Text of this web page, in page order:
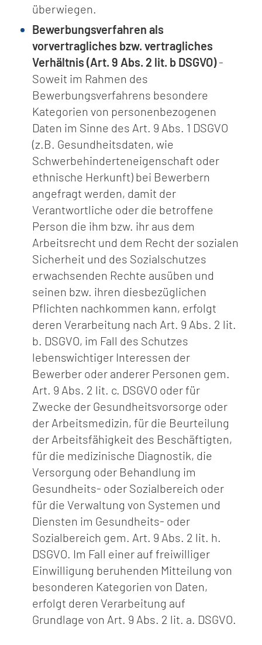
überwiegen.
Bewerbungsverfahren als
vorvertragliches bzw. vertragliches
Verhältnis (Art. 9 Abs. 2 lit. b DSGVO)-
Soweit im Rahmen des
Bewerbungsverfahrens besondere
Kategorien von personenbezogenen
Daten im Sinne des Art. 9 Abs. 1 DSGVO
(z.B. Gesundheitsdaten, wie
Schwerbehinderteneigenschaft oder
ethnische Herkunft) bei Bewerbern
angefragt werden, damit der
Verantwortliche oder die betroffene
Person die ihm bzw. ihr aus dem
Arbeitsrecht und dem Recht der sozialen
Sicherheit und des Sozialschutzes
erwachsenden Rechte ausüben und
seinen bzw. ihren diesbezüglichen
Pflichten nachkommen kann, erfolgt
deren Verarbeitung nach Art. 9 Abs. 2 lit.
b. DSGVO, im Fall des Schutzes
lebenswichtiger Interessen der
Bewerber oder anderer Personen gem.
Art. 9 Abs. 2 lit. c. DSGVO oder für
Zwecke der Gesundheitsvorsorge oder
der Arbeitsmedizin, für die Beurteilung
der Arbeitsfähigkeit des Beschäftigten,
für die medizinische Diagnostik, die
Versorgung oder Behandlung im
Gesundheits- oder Sozialbereich oder
für die Verwaltung von Systemen und
Diensten im Gesundheits- oder
Sozialbereich gem. Art. 9 Abs. 2 lit. h.
DSGVO. Im Fall einer auf freiwilliger
Einwilligung beruhenden Mitteilung von
besonderen Kategorien von Daten,
erfolgt deren Verarbeitung auf
Grundlage von Art. 9 Abs. 2 lit. a. DSGVO.